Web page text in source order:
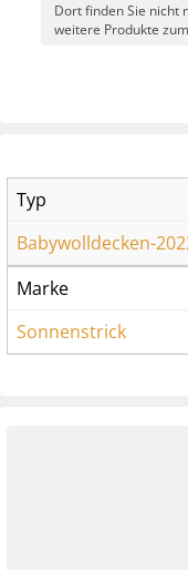
Dort finden Sie nicht
weitere Produkte
Typ
Babywolldecken-
Marke
Sonnenstrick